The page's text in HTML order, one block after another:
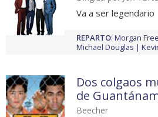
Va a ser legendario
REPARTO: Morgan
Michael Douglas
Dos colgaos
de
Beecher